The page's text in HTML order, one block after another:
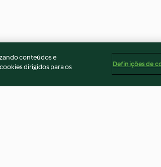
conteúdos e
dirigidos para os
Definições de